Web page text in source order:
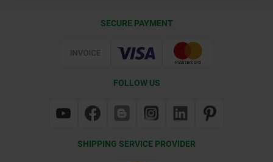
SECURE PAYMENT
FOLLOW US
SHIPPING SERVICE PROVIDER